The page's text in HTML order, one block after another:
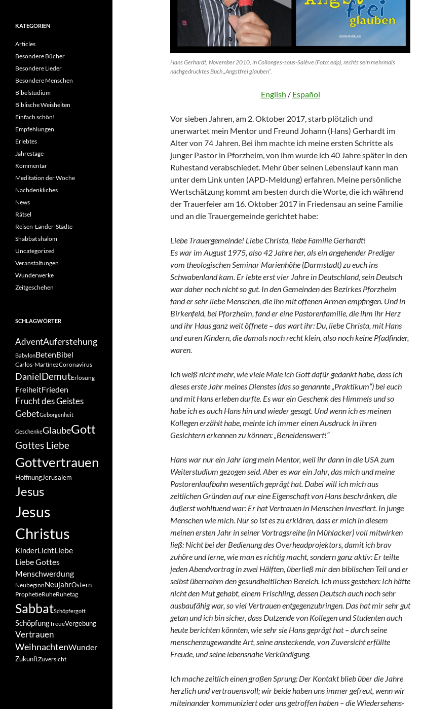
Hans Gerhardt, November 2010, in Collonges-sous-Salève (Foto: edp), rechts sein mehrmals
nachgedrucktes Buch „Angstfrei glauben“.
English / Español
Vor sieben Jahren, am 2. Oktober 2017, starb plötzlich und
unerwartet mein Mentor und Freund Johann (Hans) Gerhardt im
Alter von 74 Jahren. Bei ihm machte ich meine ersten Schritte als
junger Pastor in Pforzheim, von ihm wurde ich 40 Jahre später in den
Ruhestand verabschiedet. Mehr über seinen Lebenslauf kann man
unter dem Link unten (APD-Meldung) erfahren. Meine persönliche
Wertschätzung kommt am besten durch die Worte, die ich während
der Trauerfeier am 16. Oktober 2017 in Friedensau an seine Familie
und an die Trauergemeinde gerichtet habe:
Liebe Trauergemeinde! Liebe Christa, liebe Familie Gerhardt!
Es war im August 1975, also 42 Jahre her, als ein angehender Prediger
vom theologischen Seminar Marienhöhe (Darmstadt) zu euch ins
Schwaben­land kam. Er lebte erst vier Jahre in Deutschland, sein Deutsch
war daher noch nicht so gut. In den Gemeinden des Bezirkes Pforzheim
fand er sehr liebe Menschen, die ihn mit offenen Armen empfingen. Und in
Birkenfeld, bei Pforzheim, fand er eine Pastorenfamilie, die ihm ihr Herz
und ihr Haus ganz weit öffnete – das wart ihr: Du, liebe Christa, mit Hans
und euren Kindern, die damals noch recht klein, also noch keine Pfadfinder,
waren.
Ich weiß nicht mehr, wie viele Male ich Gott dafür gedankt habe, dass ich
dieses erste Jahr meines Dienstes (das so genannte „Praktikum“) bei euch
und mit Hans erleben durfte. Es war ein Geschenk des Himmels und so
habe ich es auch Hans hin und wieder gesagt. Und wenn ich es meinen
Kollegen erzählt habe, meinte ich immer einen Ausdruck in ihren
Gesichtern erkennen zu können: „Beneidenswert!“
Hans war nur ein Jahr lang mein Mentor, weil ihr dann in die USA zum
Weiterstudium gezogen seid. Aber es war ein Jahr, das mich und meine
Pastorenlaufbahn wesentlich geprägt hat. Dabei will ich mich aus
zeitlichen Gründen auf nur eine Eigenschaft von Hans beschränken, die
äußerst wohltuend war: Er hat Vertrauen in Menschen investiert. In junge
Menschen wie mich. Nur so ist es zu erklären, dass er mich in diesem
meinen ersten Jahr in seiner Vortragsreihe (in Mühlacker) voll mitwirken
ließ: Nicht bei der Bedienung des Overheadprojektors, damit ich brav
zuhöre und lerne, wie man es richtig macht, sondern ganz aktiv: Er teilte
jeden Abendvortrag in zwei Hälften, überließ mir den biblischen Teil und er
selbst übernahm den gesund­heitlichen Bereich. Ich muss gestehen: Ich hätte
nicht den Mut gehabt, einem Frischling, dessen Deutsch auch noch sehr
ausbau­fähig war, so viel Vertrauen entgegenzubringen. Das hat mir sehr gut
getan und ich bin sicher, dass Dutzende von Kollegen und Studenten auch
heute berichten könnten, wie sehr sie Hans geprägt hat – durch seine
menschenzugewandte Art, seine ansteckende, von Zuversicht erfüllte
Freude, und seine lebensnahe Verkündigung.
Ich mache zeitlich einen großen Sprung: Der Kontakt blieb über die Jahre
herzlich und vertrauensvoll; wir beide haben uns immer gefreut, wenn wir
miteinander kommuniziert oder uns getroffen haben – die Wiedersehens­
KATEGORIEN
Articles
Besondere Bücher
Besondere Lieder
Besondere Menschen
Bibelstudium
Biblische Weisheiten
Einfach schön!
Empfehlungen
Erlebtes
Jahrestage
Kommentar
Meditation der Woche
Nachdenkliches
News
Rätsel
Reisen-Länder-Städte
Shabbat shalom
Uncategorized
Veranstaltungen
Wunderwerke
Zeitgeschehen
SCHLAGWÖRTER
AdventAuferstehung
BabylonBetenBibel
Carlos-MartínezCoronavirus
DanielDemutErlösung
FreiheitFrieden
Frucht des Geistes
GebetGeborgenheit
GeschenkeGlaubeGott
Gottes Liebe
Gottvertrauen
HoffnungJerusalem
Jesus
Jesus
Christus
KinderLichtLiebe
Liebe Gottes
Menschwerdung
NeubeginnNeujahrOstern
ProphetieRuheRuhetag
SabbatSchöpfergott
SchöpfungTreueVergebung
Vertrauen
WeihnachtenWunder
ZukunftZuversicht